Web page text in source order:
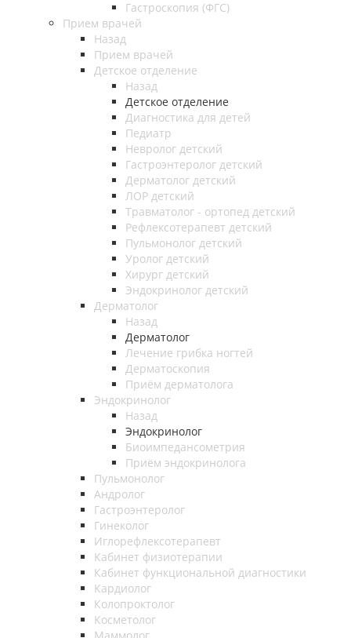
Гастроскопия (ФГС)
Прием врачей
Назад
Прием врачей
Детское отделение
Назад
Детское отделение
Диагностика для детей
Педиатр
Невролог детский
Гастроэнтеролог детский
Дерматолог детский
ЛОР детский
Травматолог - ортопед детский
Рефлексотерапевт детский
Пульмонолог детский
Уролог детский
Хирург детский
Эндокринолог детский
Дерматолог
Назад
Дерматолог
Лечение грибка ногтей
Дерматоскопия
Приём дерматолога
Эндокринолог
Назад
Эндокринолог
Биоимпедансометрия
Приём эндокринолога
Пульмонолог
Андролог
Гастроэнтеролог
Гинеколог
Иглорефлексотерапевт
Кабинет физиотерапии
Кабинет функциональной диагностики
Кардиолог
Колопроктолог
Косметолог